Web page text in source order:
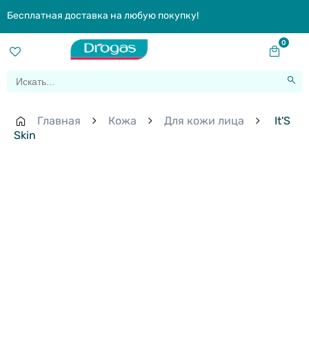
Бесплатная доставка на любую покупку!
0
Главная Кожа Для кожи лица
It'S
Skin